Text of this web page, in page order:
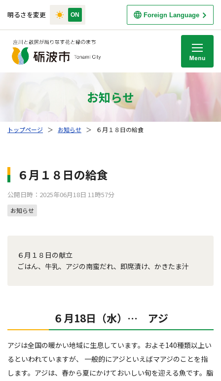
明るさを変更 Foreign Language
お知らせ
トップページ ＞ お知らせ ＞ ６月１８日の給食
６月１８日の給食
公開日時：2025年06月18日 11時57分
お知らせ
６月１８日の献立
ごはん、牛乳、アジの南蛮だれ、即席漬け、かきたま汁
６月18日（水）… アジ
アジは全国の暖かい地域に生息しています。およそ140種類以上い
るといわれていますが、 一般的にアジといえばマアジのことを指
します。アジは、春から夏にかけておいしい旬を迎える魚です。脂